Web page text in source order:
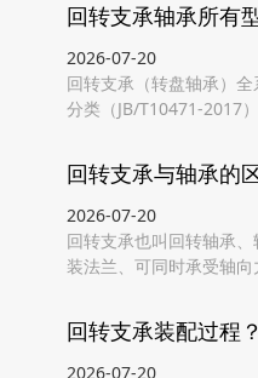
回转支承轴承所有
2026-07-20
回转支承（转盘轴承）
分类（JB/T10471-2017
回转支承与轴承的
2026-07-20
回转支承也叫回转轴承
装法兰、可同时承受轴向
回转支承装配过程？
2026-07-20